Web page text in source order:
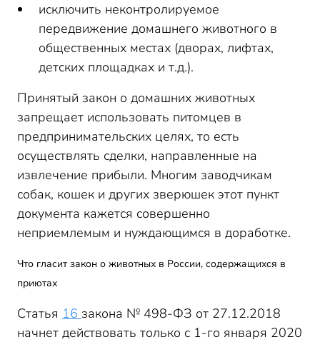
исключить неконтролируемое
передвижение домашнего животного в
общественных местах (дворах, лифтах,
детских площадках и т.д.).
Принятый закон о домашних животных
запрещает использовать питомцев в
предпринимательских целях, то есть
осуществлять сделки, направленные на
извлечение прибыли. Многим заводчикам
собак, кошек и других зверюшек этот пункт
документа кажется совершенно
неприемлемым и нуждающимся в доработке.
Что гласит закон о животных в России, содержащихся в
приютах
Статья 16 закона № 498-ФЗ от 27.12.2018
начнет действовать только с 1-го января 2020